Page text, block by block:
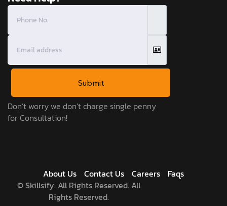
Submit
Don’t worry we don’t charge single penny
for Consultation!
©Skillsify. All Rights Reserved. All
Rights Reserved.
About Us Contact Us Careers Faqs